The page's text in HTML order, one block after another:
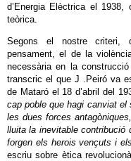
d’Energia Elèctrica el
teòrica.
Segons el nostre criteri,
pensament, el de la
necessària en la
transcric el que J .Peiró va
de Mataró el 18 d’abril del
cap poble que hagi canviat el
les dues forces
lluita la inevitable contribució
forgen els herois vençuts i
escriu sobre ètica